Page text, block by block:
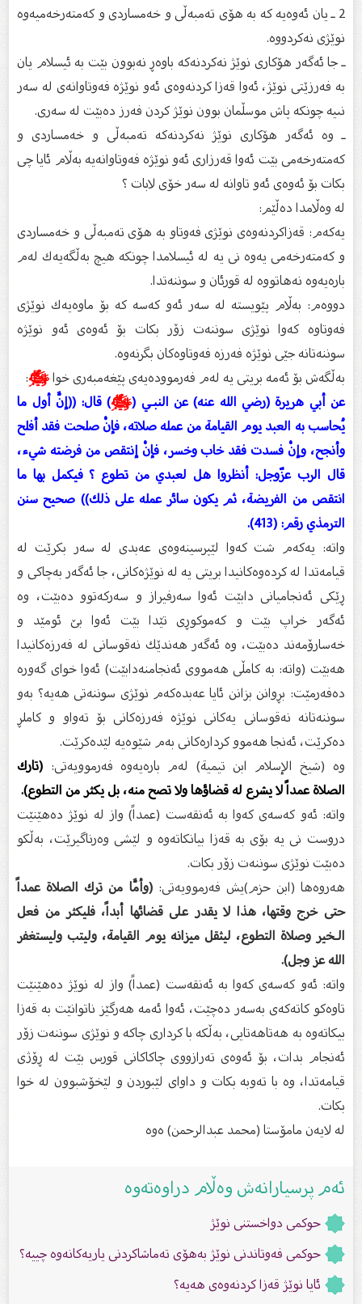
2 ـ یان ئەوەیە كە بە هۆی تەمبەڵی و خەمساردی و كەمتەرخەمیەوە
نوێژی نەكردووە.
ـ جا ئەگەر هۆكاری نوێژ نەكردنەكە باوەڕ نەبوون بێت بە ئیسلام یان
بە فەرزێتی نوێژ، ئەوا قەزا كردنەوەی ئەو نوێژە فەوتاوانەی لە سەر
نىیە چونكە پاش موسڵمان بوون نوێژ كردن فەرز دەبێت لە سەری.
ـ وە ئەگەر هۆكاری نوێژ نەكردنەكە تەمبەڵی و خەمساردی و
كەمتەرخەمی بێت ئەوا قەرزاری ئەو نوێژە فەوتاوانەیە بەڵام ئایا چی
بكات بۆ ئەوەی ئەو تاوانە لە سەر خۆی لابات ؟
لە وەڵامدا دەڵێم:
یەكەم: قەزاكردنەوەی نوێژی فەوتاو بە هۆی تەمبەڵی و خەمساردی
و كەمتەرخەمى یەوە نى یە لە ئیسلامدا چونكە هیچ بەڵگەیەك لەم
بارەیەوە نەهاتووە لە قورئان و سوننەتدا.
دووەم: بەڵام پێویستە لە سەر ئەو كەسە كە بۆ ماوەیەك نوێژی
فەوتاوە كەوا نوێژی سوننەت زۆر بكات بۆ ئەوەی ئەو نوێژە
سوننەتانە جێی نوێژە فەرزە فەوتاوەكان بگرنەوە.
بەڵگەش بۆ ئەمە بریتى یە لەم فەرموودەیەی پێغەمبەری خواﷺ:
عن أبي هريرة (رضي الله عنه) عن النبـي (ﷺ) قال: ((إنَّ أول ما
يُحاسب به العبد يوم القيامة من عمله صلاته، فإنْ صلحت فقد أفلح
وأنجح، وإنْ فسدت فقد خاب وخسر، فإنْ إنتقص من فرضته شيء،
قال الرب عزّوجل: أنظروا هل لعبدي من تطوع ؟ فيكمل بها ما
انتقص من الفريضة، ثم يكون سائر عمله على ذلك)) صحيح سنن
الترمذي رقم: (413).
واتە: یەكەم شت كەوا لێپرسینەوەی عەبدی لە سەر بكرێت لە
قیامەتدا لە كردەوەكانیدا بریتى یە لە نوێژەكانی، جا ئەگەر بەچاكی و
ڕێكی ئەنجامیانی دابێت ئەوا سەرفیراز و سەركەتوو دەبێت، وە
ئەگەر خراپ بێت و كەموكوڕی تێدا بێت ئەوا بێ ئومێد و
خەسارۆمەند دەبێت، وە ئەگەر هەندێك نەقوسانی لە فەرزەكانیدا
هەبێت (واتە: بە كامڵی هەمووی ئەنجامنەدابێت) ئەوا خوای گەورە
دەفەرمێت: بڕوانن بزانن ئایا عەبدەكەم نوێژی سوننەتی هەیە؟ بەو
سوننەتانە نەقوسانى یەكانی نوێژە فەرزەكانی بۆ تەواو و كاملڕ
دەكرێت، ئەنجا هەموو كردارەكانی بەم شێوەیە لێدەكرێت.
وە (شیخ الإسلام ابن تيمية) لەم بارەیەوە فەرموویەتی:(تارك
الصلاة عمداً لا يشرع له قضاؤها ولا تصح منه، بل يكثر من التطوع).
واتە: ئەو كەسەی كەوا بە ئەنقەست (عمداً) واز لە نوێژ دەهێنێت
دروست نى یە بۆی بە قەزا بیانكاتەوە و لێشی وەرناگیرێت، بەڵكو
دەبێت نوێژی سوننەت زۆر بكات.
هەروەها (ابن حزم)یش فەرموویەتی:(وأمَّا من ترك الصلاة عمداً
حتى خرج وقتها، هذا لا يقدر على قضائها أبداً، فليكثر من فعل
الـخير وصلاة التطوع، ليثقل ميزانه يوم القيامة، وليتب وليستغفر
الله عز وجل).
واتە: ئەو كەسەی كەوا بە ئەنقەست (عمداً) واز لە نوێژ دەهێنێت
تاوەكو كاتەكەی بەسەر دەچێت، ئەوا ئەمە هەرگێز ناتوانێت بە قەزا
بیكاتەوە بە هەتاهەتایی، بەڵكە با كرداری چاكە و نوێژی سوننەت زۆر
ئەنجام بدات، بۆ ئەوەی تەرازووی چاكاكانی قورس بێت لە ڕۆژی
قیامەتدا، وە با تەوبە بكات و داوای لێبوردن و لێخۆشبوون لە خوا
بكات.
لە لایەن مامۆستا (محمد عبدالرحمن) ەوە
ئەم پرسیارانەش وەڵام دراوەتەوە
حوكمى دواخستنى نوێژ
حوکمی فەوتاندنی نوێژ بەهۆی تەماشاکردنی یاریەکانەوە چییە؟
ئایا نوێژ قەزا كردنەوەى هەیە؟